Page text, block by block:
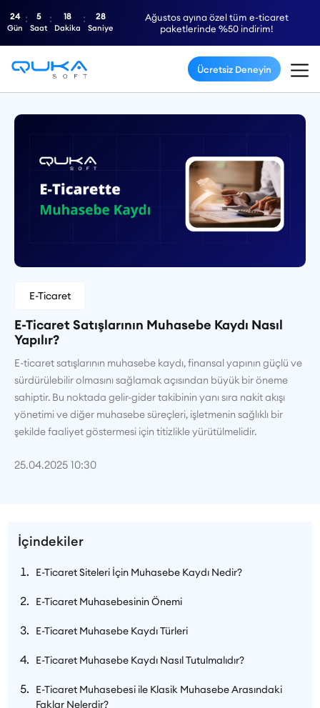
Ağustos ayına özel tüm e-ticaret
paketlerinde %50 indirim!
24
Gün
5
Saat
18
Dakika
27
Saniye
Ücretsiz Deneyin
E-Ticaret
E-Ticaret Satışlarının Muhasebe Kaydı Nasıl
Yapılır?
E-ticaret satışlarının muhasebe kaydı, finansal yapının güçlü ve
sürdürülebilir olmasını sağlamak açısından büyük bir öneme
sahiptir. Bu noktada gelir-gider takibinin yanı sıra nakit akışı
yönetimi ve diğer muhasebe süreçleri, işletmenin sağlıklı bir
şekilde faaliyet göstermesi için titizlikle yürütülmelidir.
25.04.2025 10:30
İçindekiler
E-Ticaret Siteleri İçin Muhasebe Kaydı Nedir?
E-Ticaret Muhasebesinin Önemi
E-Ticaret Muhasebe Kaydı Türleri
E-Ticaret Muhasebe Kaydı Nasıl Tutulmalıdır?
E-Ticaret Muhasebesi ile Klasik Muhasebe Arasındaki
Faklar Nelerdir?